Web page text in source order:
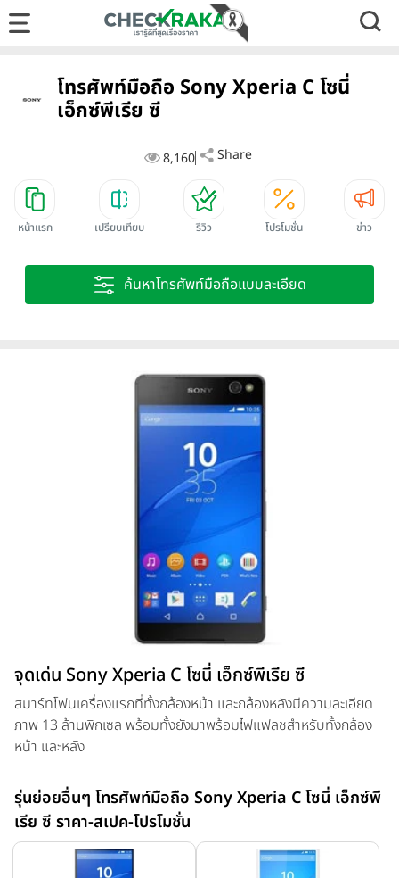
โทรศัพท์มือถือ Sony Xperia C โซนี่
เอ็กซ์พีเรีย ซี
8,160 Share
หน้าแรก เปรียบเทียบ รีวิว โปรโมชั่น ข่าว
ค้นหาโทรศัพท์มือถือแบบละเอียด
จุดเด่น Sony Xperia C โซนี่ เอ็กซ์พีเรีย ซี
สมาร์ทโฟนเครื่องแรกที่ทั้งกล้องหน้า และกล้องหลังมีความละเอียด
ภาพ 13 ล้านพิกเซล พร้อมทั้งยังมาพร้อมไฟแฟลชสำหรับทั้งกล้อง
หน้า และหลัง
รุ่นย่อยอื่นๆ โทรศัพท์มือถือ Sony Xperia C โซนี่ เอ็กซ์พี
เรีย ซี ราคา-สเปค-โปรโมชั่น